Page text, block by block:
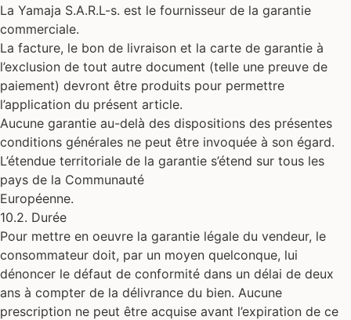
La Yamaja S.A.R.L-s. est le fournisseur de la garantie
commerciale.
La facture, le bon de livraison et la carte de garantie à
l’exclusion de tout autre document (telle une preuve de
paiement) devront être produits pour permettre
l’application du présent article.
Aucune garantie au-delà des dispositions des présentes
conditions générales ne peut être invoquée à son égard.
L’étendue territoriale de la garantie s’étend sur tous les
pays de la Communauté
Européenne.
10.2. Durée
Pour mettre en oeuvre la garantie légale du vendeur, le
consommateur doit, par un moyen quelconque, lui
dénoncer le défaut de conformité dans un délai de deux
ans à compter de la délivrance du bien. Aucune
prescription ne peut être acquise avant l’expiration de ce